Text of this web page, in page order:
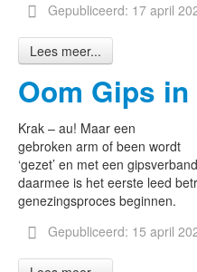
Gepubliceerd: 17 april
Lees meer...
Oom Gips in
Krak – au! Maar een
gebroken arm of been wordt
‘gezet’ en met een
daarmee is het eerste leed
genezingsproces beginnen.
Gepubliceerd: 15 april